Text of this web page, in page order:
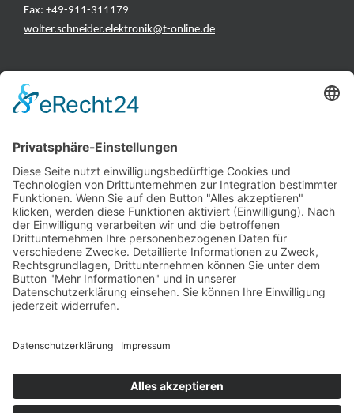
Fax: +49-911-311179
wolter.schneider.elektronik@t-online.de
INFORMATIONEN
Hersteller
Fehlerliste
Impressum
Datenschutzerklärung